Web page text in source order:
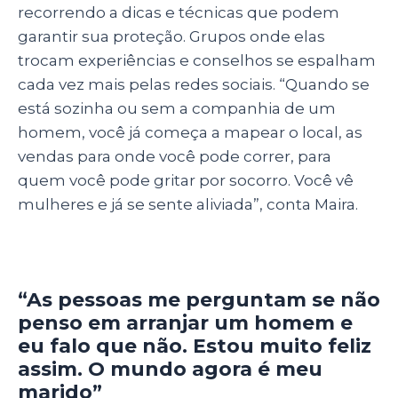
recorrendo a dicas e técnicas que podem
garantir sua proteção. Grupos onde elas
trocam experiências e conselhos se espalham
cada vez mais pelas redes sociais. “Quando se
está sozinha ou sem a companhia de um
homem, você já começa a mapear o local, as
vendas para onde você pode correr, para
quem você pode gritar por socorro. Você vê
mulheres e já se sente aliviada”, conta Maira.
“As pessoas me perguntam se não
penso em arranjar um homem e
eu falo que não. Estou muito feliz
assim. O mundo agora é meu
marido”